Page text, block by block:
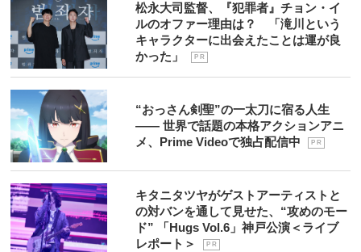
松永大司監督、『犯罪者』チョン・イ
ルのオファー理由は？ 「滝川という
キャラクターに出会えたことは運が良
かった」
P R
“おっさん剣聖”の一太刀に宿る人生
―― 世界で話題の本格アクションアニ
メ、Prime Videoで独占配信中
P R
キタニタツヤがゲストアーティストと
の対バンを通して見せた、“攻めのモー
ド” 「Hugs Vol.6」神戸公演＜ライブ
レポート＞
P R